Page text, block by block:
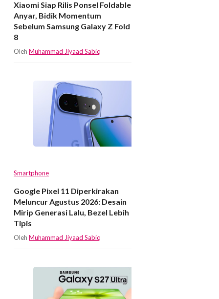
Xiaomi Siap Rilis Ponsel Foldable
Anyar, Bidik Momentum
Sebelum Samsung Galaxy Z Fold
8
Oleh Muhammad Jiyaad Sabiq
Smartphone
Google Pixel 11 Diperkirakan
Meluncur Agustus 2026: Desain
Mirip Generasi Lalu, Bezel Lebih
Tipis
Oleh Muhammad Jiyaad Sabiq